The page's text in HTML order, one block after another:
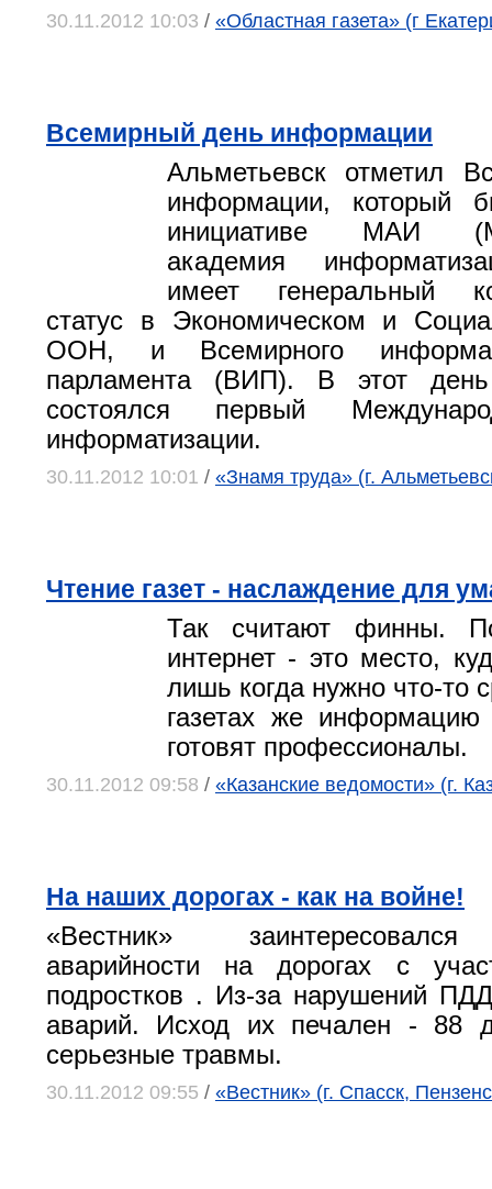
30.11.2012 10:03 / «Областная газета» (г
Всемирный день информации
Альметьевск отметил
информации, который
инициативе МАИ
академия
имеет генеральный
статус в Экономическом и
ООН, и Всемирного
парламента (ВИП). В этот
состоялся первый
информатизации.
30.11.2012 10:01 / «Знамя труда» (г.
Чтение газет - наслаждение для
Так считают финны.
интернет - это место,
лишь когда нужно что-то
газетах же информацию
готовят профессионалы.
30.11.2012 09:58 / «Казанские ведомости» (г.
На наших дорогах - как на войне!
«Вестник» заинтересовался
аварийности на дорогах с
подростков . Из-за нарушений
аварий. Исход их печален - 88
серьезные травмы.
30.11.2012 09:55 / «Вестник» (г. Спасск,